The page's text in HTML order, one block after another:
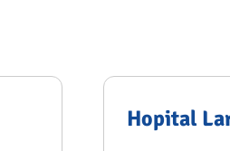
Hopital